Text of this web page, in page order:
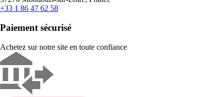
+33 1 86 47 62 58
Paiement sécurisé
Achetez sur notre site en toute confiance